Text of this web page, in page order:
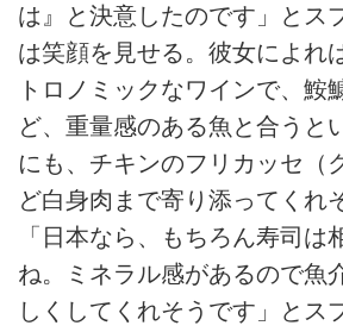
は』と決意したのです」とス
は笑顔を見せる。彼女によれ
トロノミックなワインで、鮟
ど、重量感のある魚と合うと
にも、チキンのフリカッセ（
ど白身肉まで寄り添ってくれ
「日本なら、もちろん寿司は
ね。ミネラル感があるので魚
しくしてくれそうです」とス